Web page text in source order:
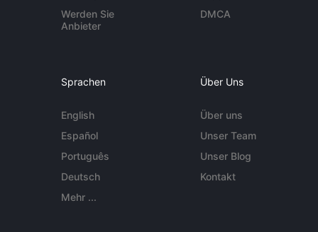
Werden Sie
Anbieter
DMCA
Sprachen
English
Español
Português
Deutsch
Mehr ...
Über Uns
Über uns
Unser Team
Unser Blog
Kontakt